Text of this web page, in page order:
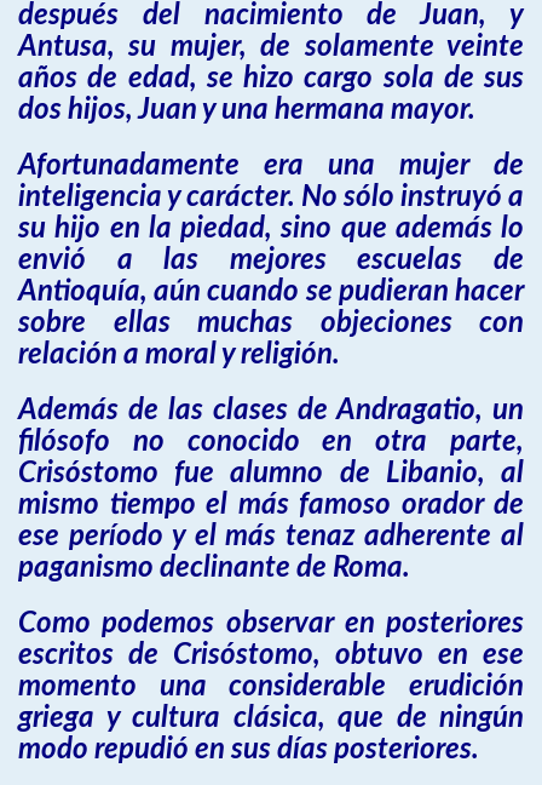
después del nacimiento de Juan, y
Antusa, su mujer, de solamente veinte
años de edad, se hizo cargo sola de sus
dos hijos, Juan y una hermana mayor.
Afortunadamente era una mujer de
inteligencia y carácter. No sólo instruyó a
su hijo en la piedad, sino que además lo
envió a las mejores escuelas de
Antioquía, aún cuando se pudieran hacer
sobre ellas muchas objeciones con
relación a moral y religión.
Además de las clases de Andragatio, un
filósofo no conocido en otra parte,
Crisóstomo fue alumno de Libanio, al
mismo tiempo el más famoso orador de
ese período y el más tenaz adherente al
paganismo declinante de Roma.
Como podemos observar en posteriores
escritos de Crisóstomo, obtuvo en ese
momento una considerable erudición
griega y cultura clásica, que de ningún
modo repudió en sus días posteriores.